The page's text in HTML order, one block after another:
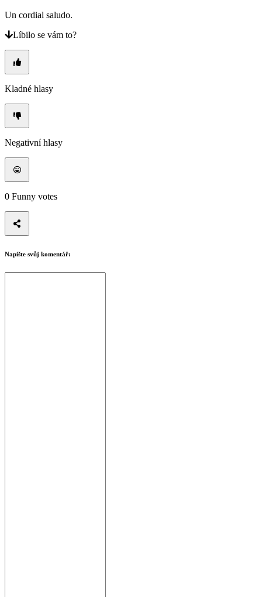
Un cordial saludo.
Líbilo se vám to?
Kladné hlasy
Negativní hlasy
0 Funny votes
Napište svůj komentář: